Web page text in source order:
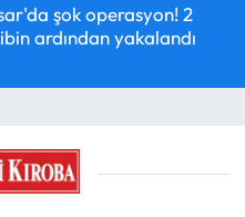
şok operasyon! 2
ardından yakalandı